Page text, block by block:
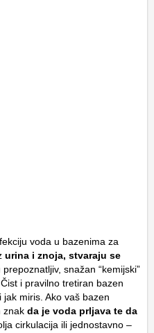
voda u bazenima za
urina i znoja, stvaraju se
prepoznatljiv, snažan “kemijski”
i pravilno tretiran bazen
miris. Ako vaš bazen
znak da je voda prljava te da
cirkulacija ili jednostavno –